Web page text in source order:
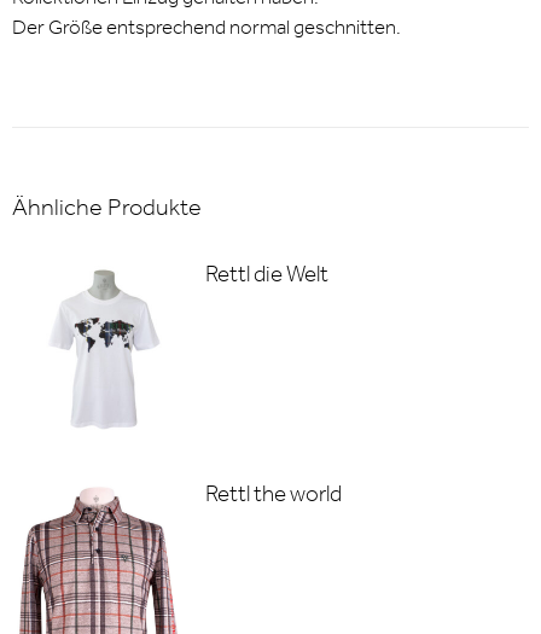
Der Größe entsprechend normal geschnitten.
Ähnliche Produkte
Rettl die Welt
Rettl the world